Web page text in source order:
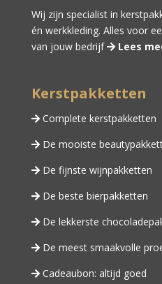
Wij zijn specialist in
én werkkleding. Alles voor
van jouw bedrijf
Lees
Kerstpakketten
Complete kerstpakketten
De mooiste
De fijnste wijnpakketten
De beste bierpakketten
De lekkerste
De meest smaakvolle
Cadeaubon: altijd goed